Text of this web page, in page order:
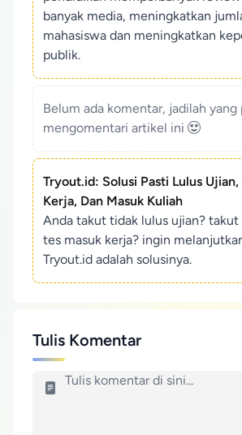
banyak media, meningkatkan
mahasiswa dan meningkatkan
publik.
Belum ada komentar, jadilah yang
mengomentari artikel ini
Tryout.id: Solusi Pasti Lulus Ujian,
Kerja, Dan Masuk Kuliah
Anda takut tidak lulus ujian? takut
tes masuk kerja? ingin
Tryout.id adalah solusinya.
Tulis Komentar